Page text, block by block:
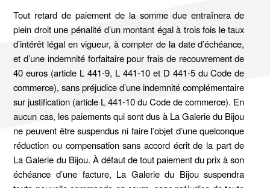
Tout retard de paiement de la somme due entraînera de
plein droit une pénalité d’un montant égal à trois fois le taux
d’intérêt légal en vigueur, à compter de la date d’échéance,
et d’une indemnité forfaitaire pour frais de recouvrement de
40 euros (article L 441-9, L 441-10 et D 441-5 du Code de
commerce), sans préjudice d’une indemnité complémentaire
sur justification (article L 441-10 du Code de commerce). En
aucun cas, les paiements qui sont dus à La Galerie du Bijou
ne peuvent être suspendus ni faire l’objet d’une quelconque
réduction ou compensation sans accord écrit de la part de
La Galerie du Bijou. À défaut de tout paiement du prix à son
échéance d’une facture, La Galerie du Bijou suspendra